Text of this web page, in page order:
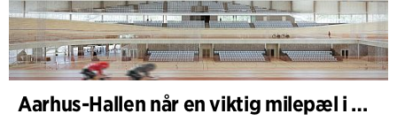
Aarhus-Hallen når en viktig milepæl i den pågående skisseprosessen